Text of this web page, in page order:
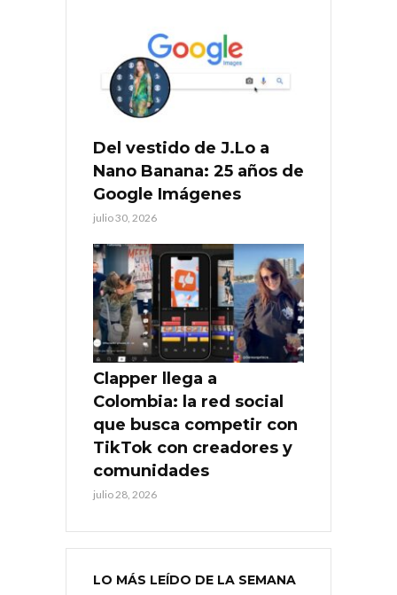
Del vestido de J.Lo a
Nano Banana: 25 años de
Google Imágenes
julio 30, 2026
Clapper llega a
Colombia: la red social
que busca competir con
TikTok con creadores y
comunidades
julio 28, 2026
LO MÁS LEÍDO DE LA SEMANA